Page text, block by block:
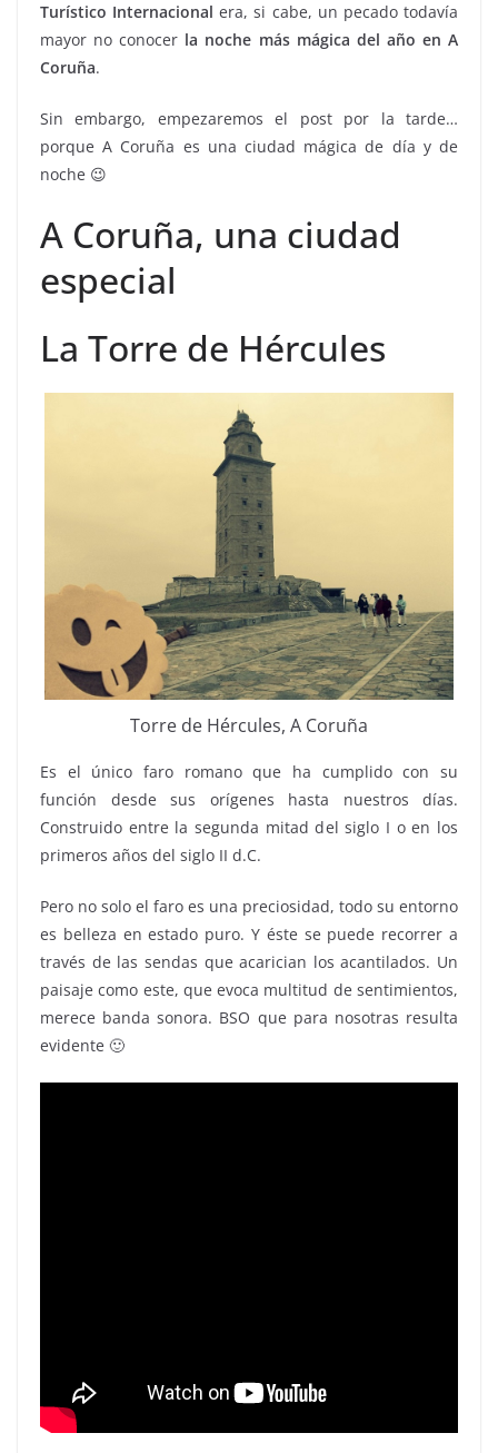
Turístico Internacional era, si cabe, un pecado todavía
mayor no conocer la noche más mágica del año en A
Coruña.
Sin embargo, empezaremos el post por la tarde…
porque A Coruña es una ciudad mágica de día y de
noche 😉
A Coruña, una ciudad
especial
La Torre de Hércules
Torre de Hércules, A Coruña
Es el único faro romano que ha cumplido con su
función desde sus orígenes hasta nuestros días.
Construido entre la segunda mitad del siglo I o en los
primeros años del siglo II d.C.
Pero no solo el faro es una preciosidad, todo su entorno
es belleza en estado puro. Y éste se puede recorrer a
través de las sendas que acarician los acantilados. Un
paisaje como este, que evoca multitud de sentimientos,
merece banda sonora. BSO que para nosotras resulta
evidente 🙂